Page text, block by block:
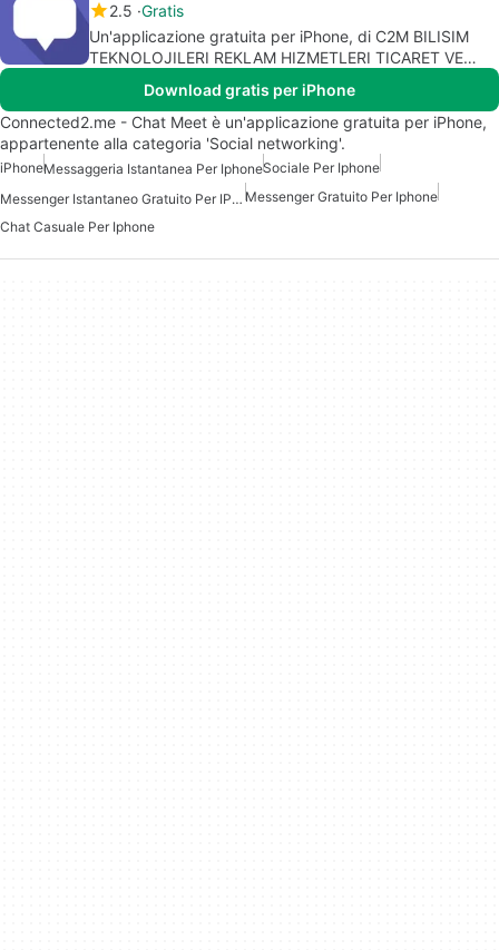
2.5 Gratis
Un'applicazione gratuita per iPhone, di C2M BILISIM
TEKNOLOJILERI REKLAM HIZMETLERI TICARET VE
Download gratis per iPhone
Connected2.me - Chat Meet è un'applicazione gratuita per iPhone,
appartenente alla categoria 'Social networking'.
iPhoneMessaggeria Istantanea Per IphoneSociale Per Iphone
Messenger Istantaneo Gratuito Per IPhone Messenger Gratuito Per Iphone
Chat Casuale Per Iphone